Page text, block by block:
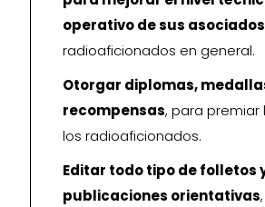
operativo de sus asociados
radioaficionados en general.
Otorgar diplomas,
recompensas, para premiar
los radioaficionados.
Editar todo tipo de folletos
publicaciones orientativas